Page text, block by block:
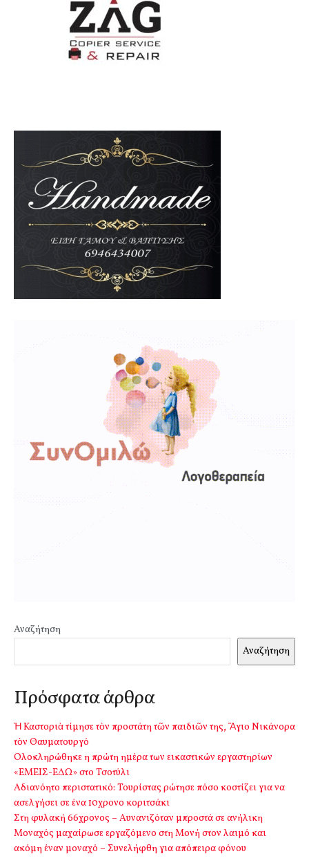
Αναζήτηση
Αναζήτηση
Πρόσφατα άρθρα
Ἡ Καστοριὰ τίμησε τὸν προστάτη τῶν παιδιῶν της, Ἅγιο Νικάνορα
τὸν Θαυματουργό
Ολοκληρώθηκε η πρώτη ημέρα των εικαστικών εργαστηρίων
«ΕΜΕΙΣ-ΕΔΩ» στο Τσοτύλι
Αδιανόητο περιστατικό: Τουρίστας ρώτησε πόσο κοστίζει για να
ασελγήσει σε ένα 10χρονο κοριτσάκι
Στη φυλακή 66χρονος – Αυνανιζόταν μπροστά σε ανήλικη
Μοναχός μαχαίρωσε εργαζόμενο στη Μονή στον λαιμό και
ακόμη έναν μοναχό – Συνελήφθη για απόπειρα φόνου